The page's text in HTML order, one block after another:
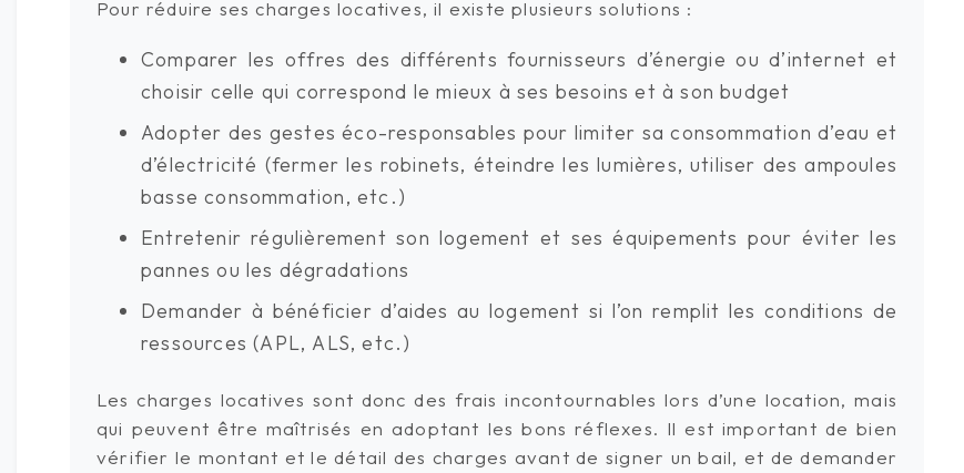
Pour réduire ses charges locatives, il existe plusieurs solutions :
Comparer les offres des différents fournisseurs d’énergie ou d’internet et
choisir celle qui correspond le mieux à ses besoins et à son budget
Adopter des gestes éco-responsables pour limiter sa consommation d’eau et
d’électricité (fermer les robinets, éteindre les lumières, utiliser des ampoules
basse consommation, etc.)
Entretenir régulièrement son logement et ses équipements pour éviter les
pannes ou les dégradations
Demander à bénéficier d’aides au logement si l’on remplit les conditions de
ressources (APL, ALS, etc.)
Les charges locatives sont donc des frais incontournables lors d’une location, mais
qui peuvent être maîtrisés en adoptant les bons réflexes. Il est important de bien
vérifier le montant et le détail des charges avant de signer un bail, et de demander